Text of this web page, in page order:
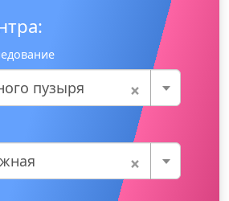
×
пузыря
×